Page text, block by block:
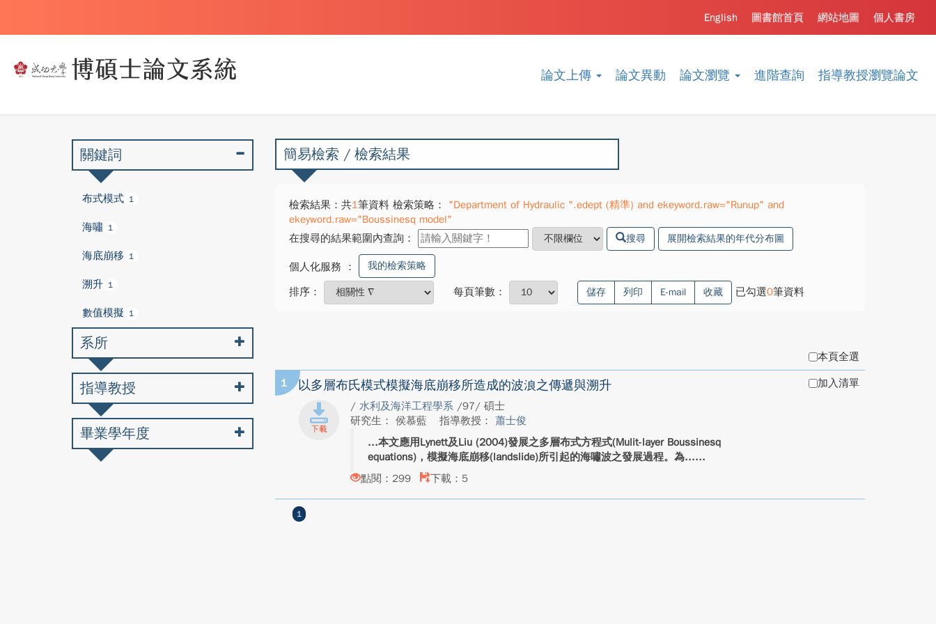
論文上傳 論文異動 論文瀏覽 進階查詢 指導教授瀏覽論文
個人書房
網站地圖
圖書館首頁
English
簡易檢索 / 檢索結果
檢索結果：共1筆資料 檢索策略：
"Department of Hydraulic ".edept (精準) and ekeyword.raw="Runup" and
ekeyword.raw="Boussinesq model"
在搜尋的結果範圍內查詢：
搜尋 展開檢索結果的年代分布圖
個人化服務 ： 我的檢索策略
排序： 每頁筆數： 儲存 列印 E-mail 收藏 已勾選0筆資料
本頁全選
1 以多層布氏模式模擬海底崩移所造成的波浪之傳遞與溯升
/ 水利及海洋工程學系 /97/ 碩士
研究生： 侯慕藍
指導教授： 蕭士俊
本文應用Lynett及Liu (2004)發展之多層布式方程式(Mulit-layer Boussinesq
equations)，模擬海底崩移(landslide)所引起的海嘯波之發展過程。為...
點閱：299
下載：5
加入清單
1
關鍵詞
布式模式 1
海嘯 1
海底崩移 1
溯升 1
數值模擬 1
系所
指導教授
畢業學年度